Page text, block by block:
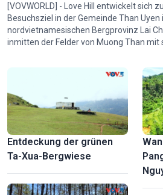
[VOVWORLD] - Love Hill entwickelt sich
Besuchsziel in der Gemeinde Than Uyen
nordvietnamesischen Bergprovinz Lai
inmitten der Felder von Muong Than mit
Erholung, Besichtigungen und
sich für unterschiedlichste Reisende
wurde Love Hill vom Volkskomitee der
Touristenziel an
Entdeckung der grünen
Ta-Xua-Bergwiese